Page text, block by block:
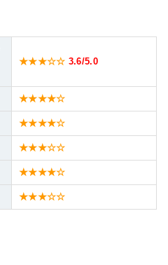
★★★☆☆ 3.6/5.0
★★★★☆
★★★★☆
★★★☆☆
★★★★☆
★★★☆☆